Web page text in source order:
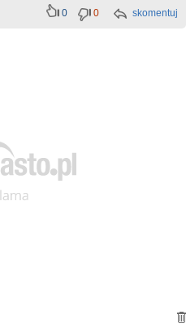
skomentuj
0 0